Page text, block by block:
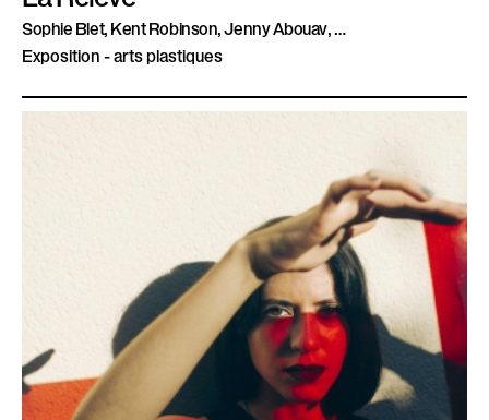
Sophie Blet, Kent Robinson, Jenny Abouav, …
Exposition - arts plastiques